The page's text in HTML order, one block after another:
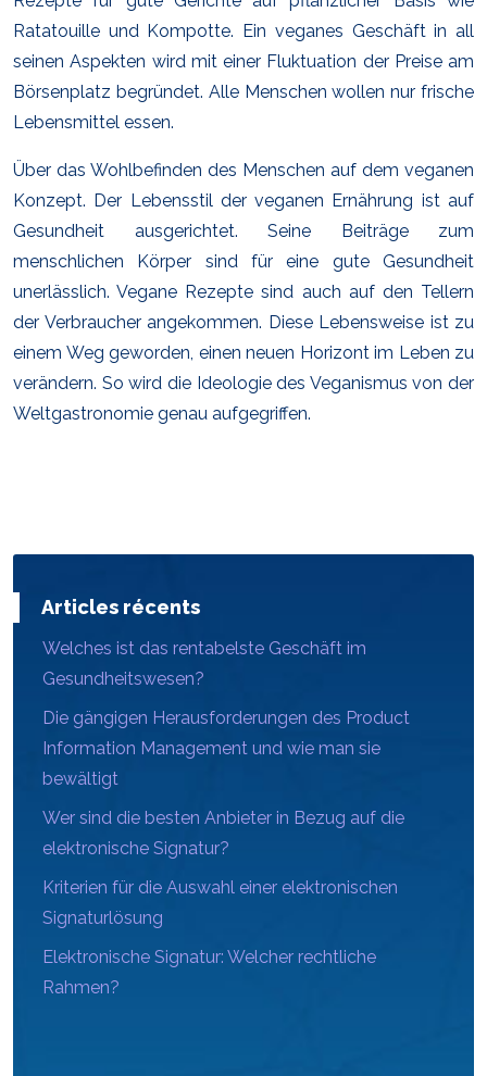
Ratatouille und Kompotte. Ein veganes Geschäft in all
seinen Aspekten wird mit einer Fluktuation der Preise am
Börsenplatz begründet. Alle Menschen wollen nur frische
Lebensmittel essen.
Über das Wohlbefinden des Menschen auf dem veganen
Konzept. Der Lebensstil der veganen Ernährung ist auf
Gesundheit ausgerichtet. Seine Beiträge zum
menschlichen Körper sind für eine gute Gesundheit
unerlässlich. Vegane Rezepte sind auch auf den Tellern
der Verbraucher angekommen. Diese Lebensweise ist zu
einem Weg geworden, einen neuen Horizont im Leben zu
verändern. So wird die Ideologie des Veganismus von der
Weltgastronomie genau aufgegriffen.
Articles récents
Welches ist das rentabelste Geschäft im
Gesundheitswesen?
Die gängigen Herausforderungen des Product
Information Management und wie man sie
bewältigt
Wer sind die besten Anbieter in Bezug auf die
elektronische Signatur?
Kriterien für die Auswahl einer elektronischen
Signaturlösung
Elektronische Signatur: Welcher rechtliche
Rahmen?